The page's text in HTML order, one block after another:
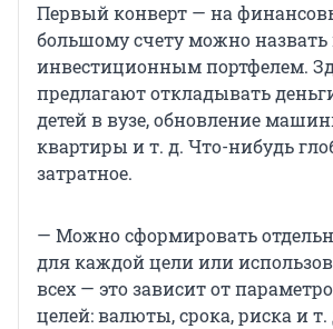
Первый конверт — на
большому счету можно
инвестиционным портфелем.
предлагают откладывать
детей в вузе, обновление
квартиры и т. д. Что-нибудь
затратное.
— Можно сформировать
для каждой цели или
всех — это зависит от
целей: валюты, срока, риска и